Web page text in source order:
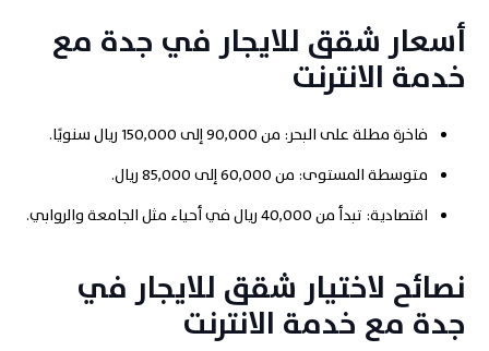
أسعار شقق للايجار في جدة مع
خدمة الانترنت
فاخرة مطلة على البحر: من 90,000 إلى 150,000 ريال سنويًا.
متوسطة المستوى: من 60,000 إلى 85,000 ريال.
اقتصادية: تبدأ من 40,000 ريال في أحياء مثل الجامعة والروابي.
نصائح لاختيار شقق للايجار في
جدة مع خدمة الانترنت